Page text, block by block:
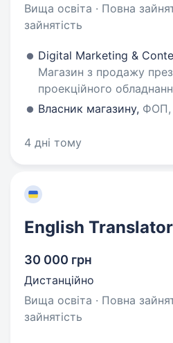
Вища освіта · Повна
зайнятість
Digital Marketing &
Магазин з продажу
проекційного
Власник магазину, ФОП,
4 дні тому
English
30 000 грн
Дистанційно
Вища освіта · Повна
зайнятість